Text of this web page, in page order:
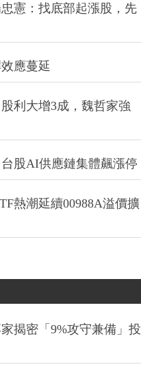
憲：找底部起漲股，先
應蔓延
利大增3成，魏哲家強
股AI供應鏈集體飆漲停
熱潮延續00988A溢價擴
揭密「9%攻守兼備」投